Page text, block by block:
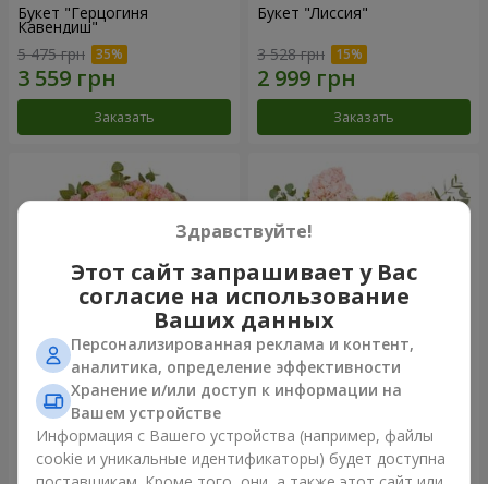
Букет "Герцогиня
Кавендиш"
5 475 грн
Заказать
Букет "Лиссия"
3 528 грн
Заказать
Букет "Nude Perfume"
2 775 грн
Композиция "Spring Wind"
11 332 грн
Здравствуйте!
Этот сайт запрашивает у Вас
согласие на использование
Ваших данных
Персонализированная реклама и контент,
аналитика, определение эффективности
Хранение и/или доступ к информации на
Вашем устройстве
Информация с Вашего устройства (например, файлы
cookie и уникальные идентификаторы) будет доступна